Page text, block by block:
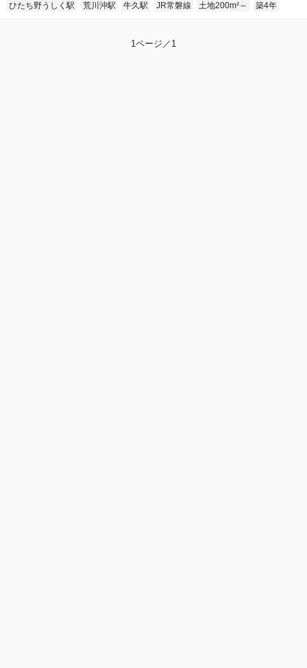
ひたち野うしく駅
荒川沖駅 牛久駅 JR常磐線 土地200m²～ 築4年
1ページ／1